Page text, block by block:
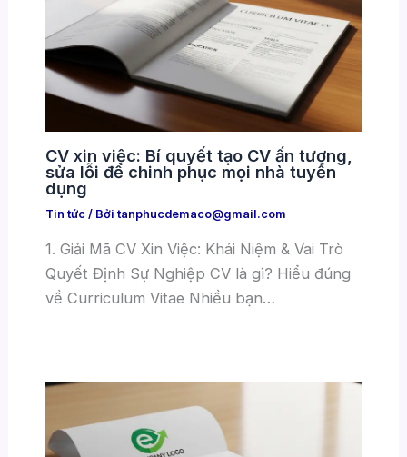
CV xin việc: Bí quyết tạo CV ấn tượng,
sửa lỗi để chinh phục mọi nhà tuyển
dụng
Tin tức / Bởi tanphucdemaco@gmail.com
1. Giải Mã CV Xin Việc: Khái Niệm & Vai Trò
Quyết Định Sự Nghiệp CV là gì? Hiểu đúng
về Curriculum Vitae Nhiều bạn…